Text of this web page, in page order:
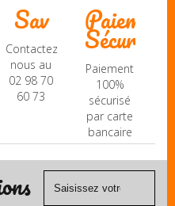
Sav
Contactez-
nous au
02 98 70
60 73
Paiement
Sécurisé
Paiement
100%
sécurisé
par carte
bancaire
(Mastercard,
Visa, ...) et